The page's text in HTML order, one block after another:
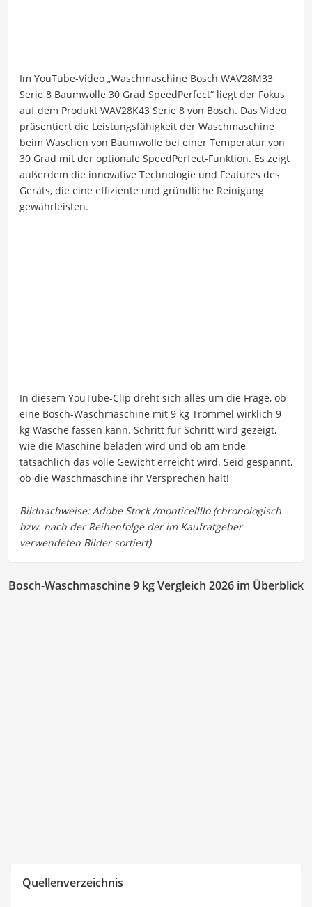
Im YouTube-Video „Waschmaschine Bosch WAV28M33
Serie 8 Baumwolle 30 Grad SpeedPerfect“ liegt der Fokus
auf dem Produkt WAV28K43 Serie 8 von Bosch. Das Video
präsentiert die Leistungsfähigkeit der Waschmaschine
beim Waschen von Baumwolle bei einer Temperatur von
30 Grad mit der optionale SpeedPerfect-Funktion. Es zeigt
außerdem die innovative Technologie und Features des
Geräts, die eine effiziente und gründliche Reinigung
gewährleisten.
In diesem YouTube-Clip dreht sich alles um die Frage, ob
eine Bosch-Waschmaschine mit 9 kg Trommel wirklich 9
kg Wäsche fassen kann. Schritt für Schritt wird gezeigt,
wie die Maschine beladen wird und ob am Ende
tatsächlich das volle Gewicht erreicht wird. Seid gespannt,
ob die Waschmaschine ihr Versprechen hält!
Bosch-Waschmaschine 9 kg Vergleich 2026 im Überblick
Quellenverzeichnis